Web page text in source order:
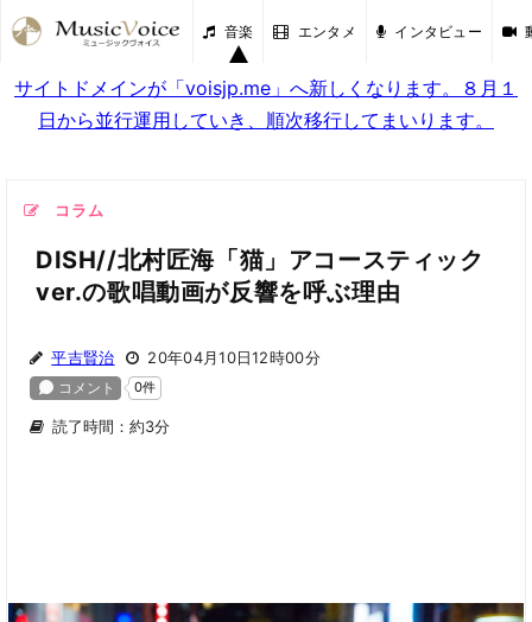
音楽 エンタメ インタビュー
サイトドメインが「voisjp.me」へ新しくなります。８月１
日から並行運用していき、順次移行してまいります。
コラム
DISH//北村匠海「猫」アコースティック
ver.の歌唱動画が反響を呼ぶ理由
平吉賢治 20年04月10日12時00分
読了時間：約3分